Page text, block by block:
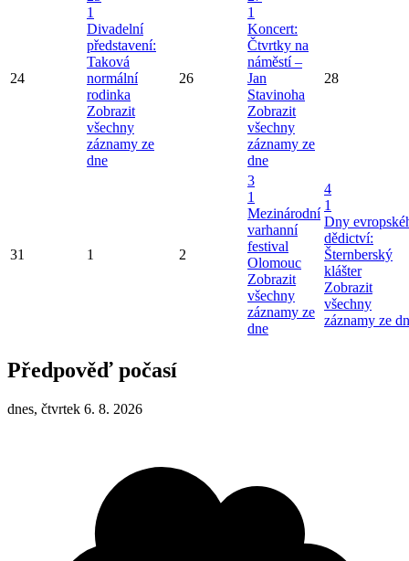
24
1
Divadelní
představení:
Taková
normální
rodinka
Zobrazit
všechny
záznamy ze
dne
26
1
Koncert:
Čtvrtky na
náměstí –
Jan
Stavinoha
Zobrazit
všechny
záznamy ze
dne
28
31 1 2
3
1
Mezinárodní
varhanní
festival
Olomouc
Zobrazit
všechny
záznamy ze
dne
4
1
Dny
dědictví:
Šternberský
klášter
Zobrazit
všechny
záznamy ze
Předpověď počasí
dnes, čtvrtek 6. 8. 2026